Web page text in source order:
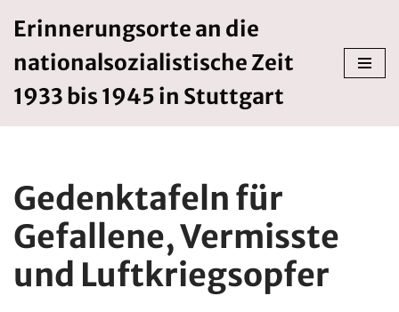
Inhalt
springen
Erinnerungsorte an die
nationalsozialistische Zeit
1933 bis 1945 in Stuttgart
Gedenktafeln für
Gefallene, Vermisste
und Luftkriegsopfer